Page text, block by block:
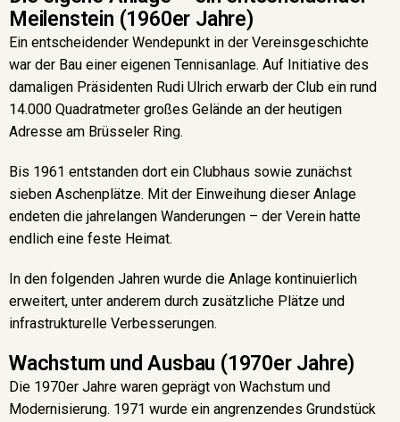
Meilenstein (1960er Jahre)
Ein entscheidender Wendepunkt in der Vereinsgeschichte
war der Bau einer eigenen Tennisanlage. Auf Initiative des
damaligen Präsidenten Rudi Ulrich erwarb der Club ein rund
14.000 Quadratmeter großes Gelände an der heutigen
Adresse am Brüsseler Ring.
Bis 1961 entstanden dort ein Clubhaus sowie zunächst
sieben Aschenplätze. Mit der Einweihung dieser Anlage
endeten die jahrelangen Wanderungen – der Verein hatte
endlich eine feste Heimat.
In den folgenden Jahren wurde die Anlage kontinuierlich
erweitert, unter anderem durch zusätzliche Plätze und
infrastrukturelle Verbesserungen.
Wachstum und Ausbau (1970er Jahre)
Die 1970er Jahre waren geprägt von Wachstum und
Modernisierung. 1971 wurde ein angrenzendes Grundstück